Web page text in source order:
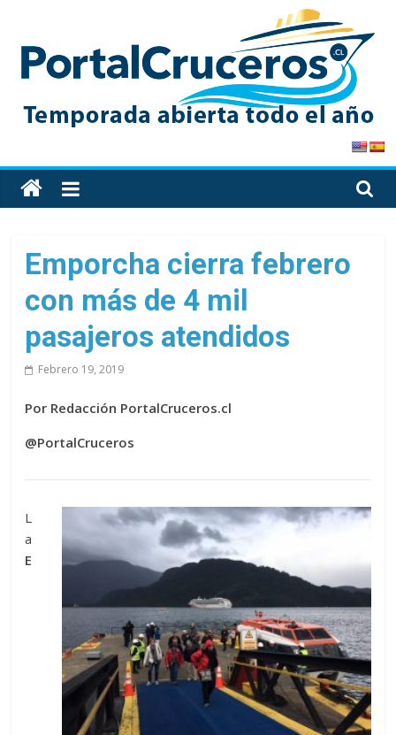
content
PortalCruceros
Toda
la
de
cruceros
en
solo
sitio
Emporcha cierra febrero
con más de 4 mil
pasajeros atendidos
Febrero 19, 2019
Por Redacción PortalCruceros.cl
@PortalCruceros
L
a
E